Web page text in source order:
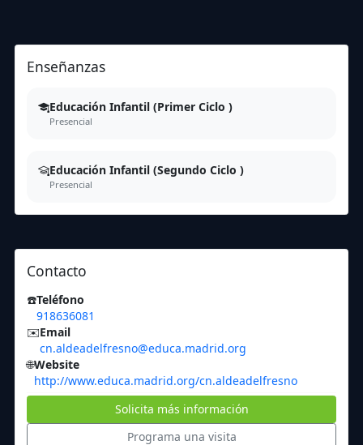
Enseñanzas
Educación Infantil (Primer Ciclo )
Presencial
Educación Infantil (Segundo Ciclo )
Presencial
Contacto
☎️Teléfono
918636081
✉️Email
cn.aldeadelfresno@educa.madrid.org
🌐Website
http://www.educa.madrid.org/cn.aldeadelfresno
Solicita más información
Programa una visita